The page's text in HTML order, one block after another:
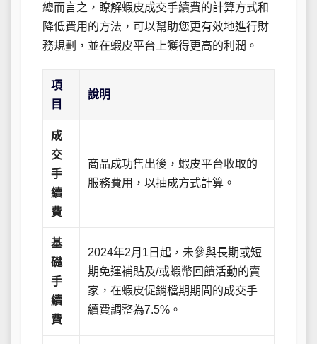
總而言之，瞭解蝦皮成交手續費的計算方式和
降低費用的方法，可以幫助您更有效地進行財
務規劃，並在蝦皮平台上獲得更高的利潤。
項
目
說明
成
交
手
續
費
商品成功售出後，蝦皮平台收取的
服務費用，以抽成方式計算。
基
礎
手
續
費
2024年2月1日起，未參與長期或短
期免運補貼及/或蝦幣回饋活動的賣
家，在蝦皮促銷檔期期間的成交手
續費調整為7.5%。